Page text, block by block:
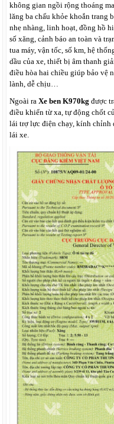
không gian ngồi rộng thoáng
lăng ba chấu khỏe khoắn trang
nhẹ nhàng, linh hoạt, đồng hồ
số xăng, cảnh báo an toàn và
tua máy, vận tốc, số km, hệ
dầu của xe, thiết bị âm thanh
điều hòa hai chiều giúp bảo vệ
lành, dễ chịu…
Ngoài raXe ben K970kg được
điều khiển từ xa, tự động chốt
lái trợ lực điện chạy, kính
lái xe.